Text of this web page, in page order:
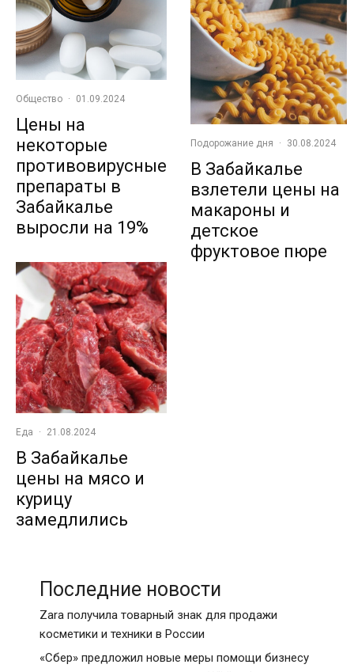
Общество · 01.09.2024
Цены на
некоторые
противовирусные
препараты в
Забайкалье
выросли на 19%
Еда · 21.08.2024
В Забайкалье
цены на мясо и
курицу
замедлились
Подорожание дня · 30.08.2024
В Забайкалье
взлетели цены на
макароны и
детское
фруктовое пюре
Последние новости
Zara получила товарный знак для продажи
косметики и техники в России
«Сбер» предложил новые меры помощи бизнесу